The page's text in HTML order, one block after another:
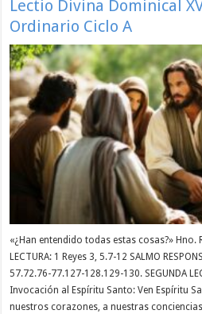
Lectio Divina Dominical
Ordinario Ciclo A
«¿Han entendido todas estas cosas?» Hno.
LECTURA: 1 Reyes 3, 5.7-12 SALMO
57.72.76-77.127-128.129-130. SEGUNDA
Invocación al Espíritu Santo: Ven Espíritu
nuestros corazones, a nuestras